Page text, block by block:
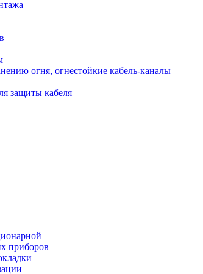
огня, огнестойкие кабель-каналы
защиты кабеля
приборов